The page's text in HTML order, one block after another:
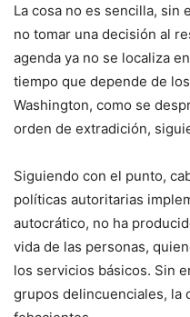
La cosa no es sencilla, sin
no tomar una decisión al
agenda ya no se localiza
tiempo que depende de
Washington, como se
orden de extradición,
Siguiendo con el punto,
políticas autoritarias
autocrático, no ha
vida de las personas,
los servicios básicos. Sin
grupos delincuenciales, la